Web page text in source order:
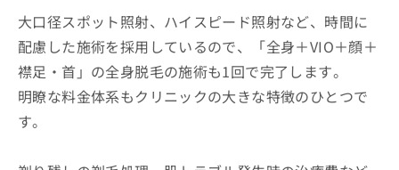
大口径スポット照射、ハイスピード照射など、時間に
配慮した施術を採用しているので、「全身＋VIO＋顔＋
襟足・首」の全身脱毛の施術も1回で完了します。
明瞭な料金体系もクリニックの大きな特徴のひとつで
す。